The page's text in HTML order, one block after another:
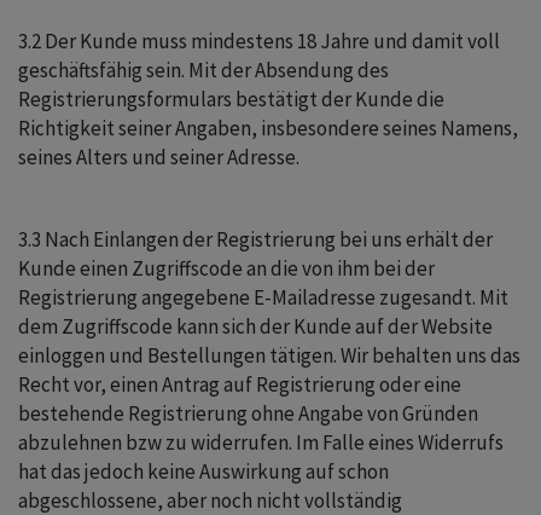
3.2 Der Kunde muss mindestens 18 Jahre und damit voll
geschäftsfähig sein. Mit der Absendung des
Registrierungsformulars bestätigt der Kunde die
Richtigkeit seiner Angaben, insbesondere seines Namens,
seines Alters und seiner Adresse.
3.3 Nach Einlangen der Registrierung bei uns erhält der
Kunde einen Zugriffscode an die von ihm bei der
Registrierung angegebene E-Mailadresse zugesandt. Mit
dem Zugriffscode kann sich der Kunde auf der Website
einloggen und Bestellungen tätigen. Wir behalten uns das
Recht vor, einen Antrag auf Registrierung oder eine
bestehende Registrierung ohne Angabe von Gründen
abzulehnen bzw zu widerrufen. Im Falle eines Widerrufs
hat das jedoch keine Auswirkung auf schon
abgeschlossene, aber noch nicht vollständig